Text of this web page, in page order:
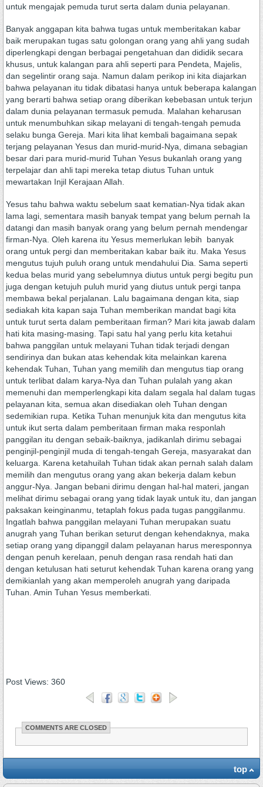
untuk mengajak pemuda turut serta dalam dunia pelayanan.
Banyak anggapan kita bahwa tugas untuk memberitakan kabar
baik merupakan tugas satu golongan orang yang ahli yang sudah
diperlengkapi dengan berbagai pengetahuan dan dididik secara
khusus, untuk kalangan para ahli seperti para Pendeta, Majelis,
dan segelintir orang saja. Namun dalam perikop ini kita diajarkan
bahwa pelayanan itu tidak dibatasi hanya untuk beberapa kalangan
yang berarti bahwa setiap orang diberikan kebebasan untuk terjun
dalam dunia pelayanan termasuk pemuda. Malahan keharusan
untuk menumbuhkan sikap melayani di tengah-tengah pemuda
selaku bunga Gereja. Mari kita lihat kembali bagaimana sepak
terjang pelayanan Yesus dan murid-murid-Nya, dimana sebagian
besar dari para murid-murid Tuhan Yesus bukanlah orang yang
terpelajar dan ahli tapi mereka tetap diutus Tuhan untuk
mewartakan Injil Kerajaan Allah.
Yesus tahu bahwa waktu sebelum saat kematian-Nya tidak akan
lama lagi, sementara masih banyak tempat yang belum pernah Ia
datangi dan masih banyak orang yang belum pernah mendengar
firman-Nya. Oleh karena itu Yesus memerlukan lebih banyak
orang untuk pergi dan memberitakan kabar baik itu. Maka Yesus
mengutus tujuh puluh orang untuk mendahului Dia. Sama seperti
kedua belas murid yang sebelumnya diutus untuk pergi begitu pun
juga dengan ketujuh puluh murid yang diutus untuk pergi tanpa
membawa bekal perjalanan. Lalu bagaimana dengan kita, siap
sediakah kita kapan saja Tuhan memberikan mandat bagi kita
untuk turut serta dalam pemberitaan firman? Mari kita jawab dalam
hati kita masing-masing. Tapi satu hal yang perlu kita ketahui
bahwa panggilan untuk melayani Tuhan tidak terjadi dengan
sendirinya dan bukan atas kehendak kita melainkan karena
kehendak Tuhan, Tuhan yang memilih dan mengutus tiap orang
untuk terlibat dalam karya-Nya dan Tuhan pulalah yang akan
memenuhi dan memperlengkapi kita dalam segala hal dalam tugas
pelayanan kita, semua akan disediakan oleh Tuhan dengan
sedemikian rupa. Ketika Tuhan menunjuk kita dan mengutus kita
untuk ikut serta dalam pemberitaan firman maka responlah
panggilan itu dengan sebaik-baiknya, jadikanlah dirimu sebagai
penginjil-penginjil muda di tengah-tengah Gereja, masyarakat dan
keluarga. Karena ketahuilah Tuhan tidak akan pernah salah dalam
memilih dan mengutus orang yang akan bekerja dalam kebun
anggur-Nya. Jangan bebani dirimu dengan hal-hal materi, jangan
melihat dirimu sebagai orang yang tidak layak untuk itu, dan jangan
paksakan keinginanmu, tetaplah fokus pada tugas panggilanmu.
Ingatlah bahwa panggilan melayani Tuhan merupakan suatu
anugrah yang Tuhan berikan seturut dengan kehendaknya, maka
setiap orang yang dipanggil dalam pelayanan harus meresponnya
dengan penuh kerelaan, penuh dengan rasa rendah hati dan
dengan ketulusan hati seturut kehendak Tuhan karena orang yang
demikianlah yang akan memperoleh anugrah yang daripada
Tuhan. Amin Tuhan Yesus memberkati.
Post Views: 360
COMMENTS ARE CLOSED
top